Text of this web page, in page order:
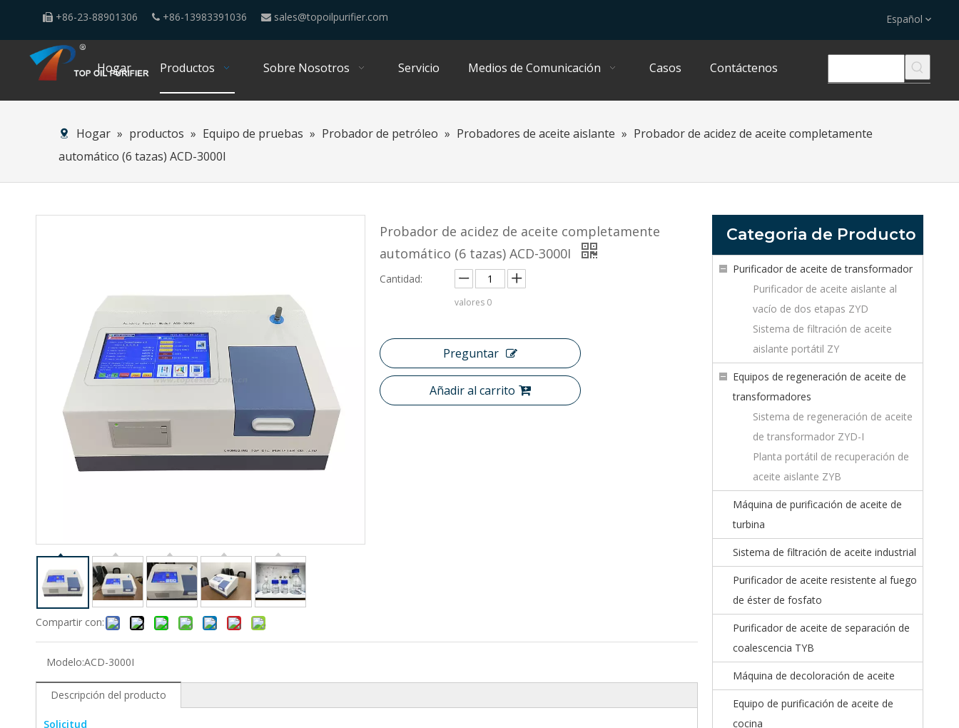
 +86-23-88901306  +86-13983391036  sales@topoilpurifier.com Español
Hogar Productos Sobre Nosotros Servicio Medios de Comunicación Casos Contáctenos
Hogar » productos » Equipo de pruebas » Probador de petróleo » Probadores de aceite aislante » Probador de acidez de aceite completamente
automático (6 tazas) ACD-3000I
Compartir con:
Probador de acidez de aceite completamente
automático (6 tazas) ACD-3000I
Cantidad:
valores 0
Preguntar
Añadir al carrito
Modelo:ACD-3000I
Descripción del producto
Solicitud
Categoria de Producto
Purificador de aceite de transformador
Purificador de aceite aislante al
vacío de dos etapas ZYD
Sistema de filtración de aceite
aislante portátil ZY
Equipos de regeneración de aceite de
transformadores
Sistema de regeneración de aceite
de transformador ZYD-I
Planta portátil de recuperación de
aceite aislante ZYB
Máquina de purificación de aceite de
turbina
Sistema de filtración de aceite industrial
Purificador de aceite resistente al fuego
de éster de fosfato
Purificador de aceite de separación de
coalescencia TYB
Máquina de decoloración de aceite
Equipo de purificación de aceite de
cocina